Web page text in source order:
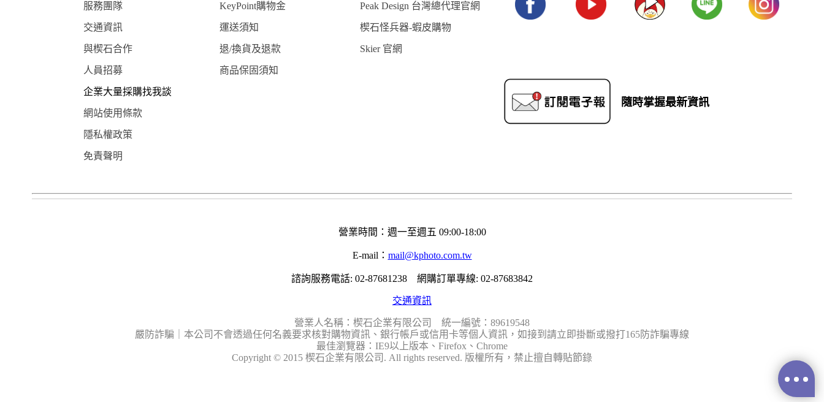
服務團隊 KeyPoint購物金 Peak Design 台灣總代理官網
交通資訊 運送須知 楔石怪兵器-蝦皮購物
與楔石合作 退/換貨及退款 Skier 官網
隨時掌握最新資訊
人員招募 商品保固須知
企業大量採購找我談
網站使用條款
隱私權政策
免責聲明
營業時間：週一至週五 09:00-18:00
E-mail： mail@kphoto.com.tw
諮詢服務電話: 02-87681238 網購訂單專線: 02-87683842
交通資訊
營業人名稱：楔石企業有限公司 統一編號：89619548
嚴防詐騙｜本公司不會透過任何名義要求核對購物資訊、銀行帳戶或信用卡等個人資訊，如接到請立即掛斷或撥打165防詐騙專線
最佳瀏覽器：IE9以上版本、Firefox、Chrome
Copyright © 2015 楔石企業有限公司. All rights reserved. 版權所有，禁止擅自轉貼節錄